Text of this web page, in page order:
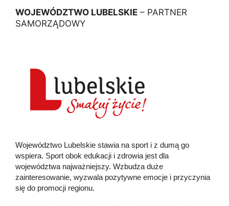
WOJEWÓDZTWO LUBELSKIE – PARTNER
SAMORZĄDOWY
Województwo Lubelskie stawia na sport i z dumą go
wspiera. Sport obok edukacji i zdrowia jest dla
województwa najważniejszy. Wzbudza duże
zainteresowanie, wyzwala pozytywne emocje i przyczynia
się do promocji regionu.